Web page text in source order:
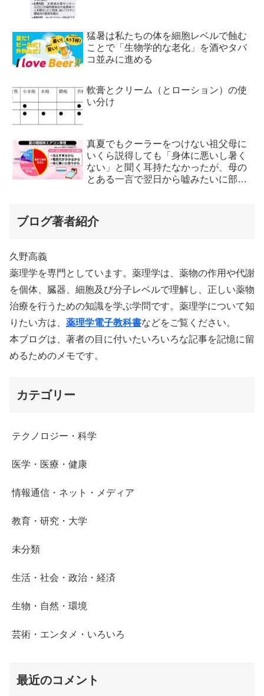
猛暑は私たちの体を細胞レベルで蝕む
ことで「生物学的な老化」を酒やタバ
コ並みに進める
軟膏とクリーム（とローション）の使
い分け
真夏でもクーラーをつけない祖父母に
いくら説得しても「身体に悪いし暑く
ない」と聞く耳持たなかったが、母の
とある一言で翌日から嘘みたいに部屋
ブログ著者紹介
久野高義
薬理学を専門としています。薬理学は、薬物の作用や代謝
を個体、臓器、細胞及び分子レベルで理解し、正しい薬物
治療を行うための知識を学ぶ学問です。薬理学について知
りたい方は、 薬理学電子教科書などをご覧ください。
本ブログは、著者の目に付いたいろいろな記事を記憶に留
めるためのメモです。
カテゴリー
テクノロジー・科学
医学・医療・健康
情報通信・ネット・メディア
教育・研究・大学
未分類
生活・社会・政治・経済
生物・自然・環境
芸術・エンタメ・いろいろ
最近のコメント